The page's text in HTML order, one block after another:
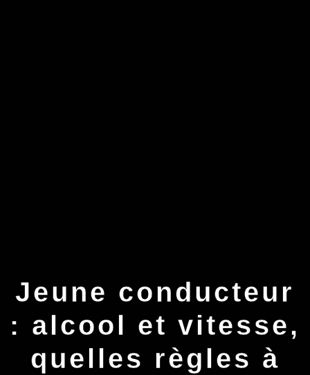
Jeune conducteur
: alcool et vitesse,
quelles règles à